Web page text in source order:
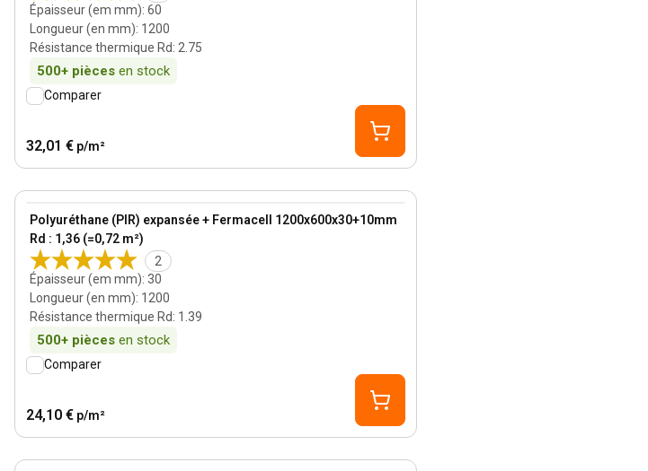
Épaisseur (em mm): 60
Longueur (en mm): 1200
Résistance thermique Rd: 2.75
500+ pièces en stock
Comparer
32,01 € p/m²
Polyuréthane (PIR) expansée + Fermacell 1200x600x30+10mm
Rd : 1,36 (=0,72 m²)
2
Épaisseur (em mm): 30
Longueur (en mm): 1200
Résistance thermique Rd: 1.39
500+ pièces en stock
View product
Comparer
24,10 € p/m²